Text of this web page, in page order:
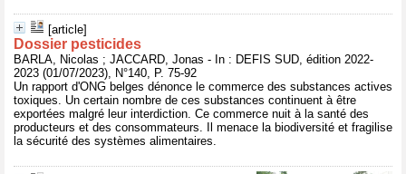
[article]
Dossier pesticides
BARLA, Nicolas ; JACCARD, Jonas - In : DEFIS SUD, édition 2022-
2023 (01/07/2023), N°140, P. 75-92
Un rapport d'ONG belges dénonce le commerce des substances actives
toxiques. Un certain nombre de ces substances continuent à être
exportées malgré leur interdiction. Ce commerce nuit à la santé des
producteurs et des consommateurs. Il menace la biodiversité et fragilise
la sécurité des systèmes alimentaires.